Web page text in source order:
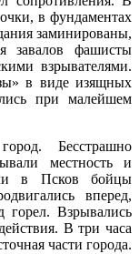
в фундаментах
заминированы,
завалов фашисты
взрывателями.
в виде изящных
при малейшем
Бесстрашно
местность и
в Псков бойцы
вперед,
горел. Взрывались
В три часа
части города.